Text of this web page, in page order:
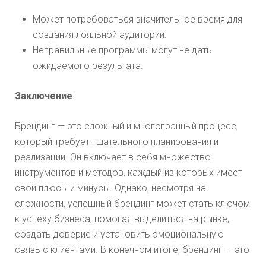
Может потребоваться значительное время для
создания лояльной аудитории.
Неправильные программы могут не дать
ожидаемого результата.
Заключение
Брендинг — это сложный и многогранный процесс,
который требует тщательного планирования и
реализации. Он включает в себя множество
инструментов и методов, каждый из которых имеет
свои плюсы и минусы. Однако, несмотря на
сложности, успешный брендинг может стать ключом
к успеху бизнеса, помогая выделиться на рынке,
создать доверие и установить эмоциональную
связь с клиентами. В конечном итоге, брендинг — это